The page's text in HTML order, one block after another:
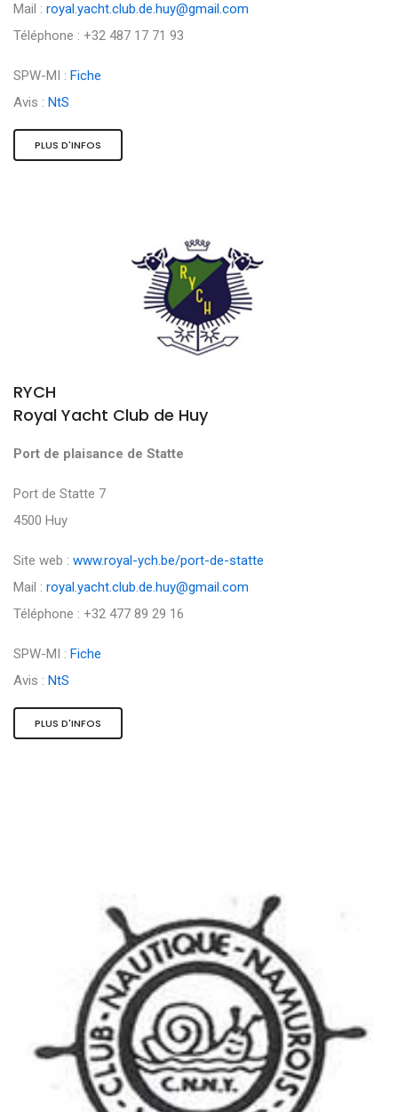
Mail : royal.yacht.club.de.huy@gmail.com
Téléphone : +32 487 17 71 93
SPW-MI : Fiche
Avis : NtS
PLUS D'INFOS
RYCH
Royal Yacht Club de Huy
Port de plaisance de Statte
Port de Statte 7
4500 Huy
Site web : www.royal-ych.be/port-de-statte
Mail : royal.yacht.club.de.huy@gmail.com
Téléphone : +32 477 89 29 16
SPW-MI : Fiche
Avis : NtS
PLUS D'INFOS